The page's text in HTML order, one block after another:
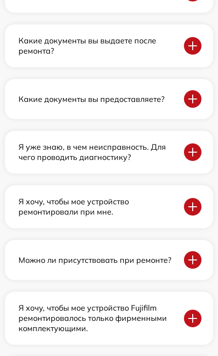
Какие документы вы выдаете после
ремонта?
Какие документы вы предоставляете?
Я уже знаю, в чем неисправность. Для
чего проводить диагностику?
Я хочу, чтобы мое устройство
ремонтировали при мне.
Можно ли присутствовать при ремонте?
Я хочу, чтобы мое устройство Fujifilm
ремонтировалось только фирменными
комплектующими.